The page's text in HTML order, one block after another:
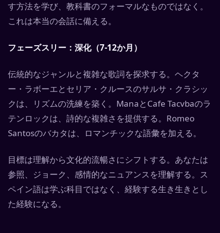
す方法を学び、教科書のフォーマルなものではなく。
これは本当の会話に備える。
フェーズスリー：深化（7-12か月）
伝統的なジャンルと複雑な歌詞を探求する。ヘクタ
ー・ラボーエとセリア・クルースのサルサ・クラシッ
クは、リズムの洗練を築く。ManaとCafe Tacvbaのラ
テンロックは、詩的な複雑さを提供する。Romeo
Santosのバカタは、ロマンチックな語彙を加える。
目標は理解から文化的流暢さにシフトする。あなたは
参照、ジョーク、感情的なニュアンスを理解する。ス
ペイン語は学ぶ科目ではなく、経験する生き生きとし
た経験になる。